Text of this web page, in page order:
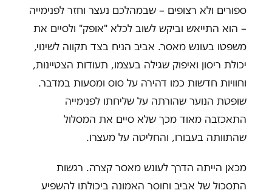
ספורים ולא רצופים – שבמהלכם נעצר וחזר לפנימייה
– הוא התייאש וביקש לשוב לכלא "אופק" ולסיים את
משפטו בעונש מאסר. אביב הניח בצד תקווה לשינוי,
יכולת ריסון ואיפוק שגילה בעצמו, תעודות הצטיינות,
וחוויות חדשות כמו דהירה על סוס ומסעות במדבר.
שופטת הנוער שהורתה על שליחתו לפנימייה
התאכזבה מאוד מכך שלא סיים את המסלול
שהתוותה בעבורו, והחליטה על מעצרו.
מכאן הייתה הדרך לעונש מאסר קצרה. רגשות
התסכול של אביב וחוסר האמונה ביכולתו להשפיע